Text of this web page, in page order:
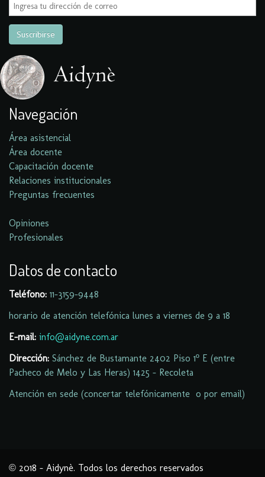
Navegación
Área asistencial
Área docente
Capacitación docente
Relaciones institucionales
Preguntas frecuentes
Opiniones
Profesionales
Datos de contacto
Teléfono: 11-3159-9448
horario de atención telefónica lunes a viernes de 9 a 18
E-mail: info@aidyne.com.ar
Dirección: Sánchez de Bustamante 2402 Piso 1º E (entre
Pacheco de Melo y Las Heras) 1425 - Recoleta
Atención en sede (concertar telefónicamente o por email)
© 2018 - Aidynè. Todos los derechos reservados